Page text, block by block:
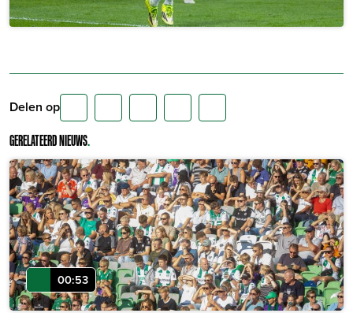
Delen op
GERELATEERD NIEUWS.
00:53